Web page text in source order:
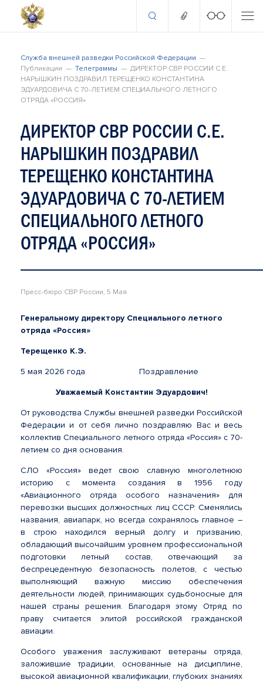
Служба внешней разведки Российской Федерации
Публикации
Телеграммы
ДИРЕКТОР СВР РОССИИ С.Е.
НАРЫШКИН ПОЗДРАВИЛ ТЕРЕЩЕНКО КОНСТАНТИНА
ЭДУАРДОВИЧА С 70-ЛЕТИЕМ СПЕЦИАЛЬНОГО ЛЕТНОГО
ОТРЯДА «РОССИЯ»
ДИРЕКТОР СВР РОССИИ С.Е.
НАРЫШКИН ПОЗДРАВИЛ
ТЕРЕЩЕНКО КОНСТАНТИНА
ЭДУАРДОВИЧА С 70-ЛЕТИЕМ
СПЕЦИАЛЬНОГО ЛЕТНОГО
ОТРЯДА «РОССИЯ»
Пресс-бюро СВР России, 5 Мая
Генеральному директору Специального летного
отряда «Россия»
Терещенко К.Э.
5 мая 2026 года Поздравление
Уважаемый Константин Эдуардович!
От руководства Службы внешней разведки Российской
Федерации и от себя лично поздравляю Вас и весь
коллектив Специального летного отряда «Россия» с 70-
летием со дня основания.
СЛО «Россия» ведет свою славную многолетнюю
историю с момента создания в 1956 году
«Авиационного отряда особого назначения» для
перевозки высших должностных лиц СССР. Сменялись
названия, авиапарк, но всегда сохранялось главное –
в строю находился верный долгу и призванию,
обладающий высочайшим уровнем профессиональной
подготовки летный состав, отвечающий за
беспрецедентную безопасность полетов, с честью
выполняющий важную миссию обеспечения
деятельности людей, принимающих судьбоносные для
нашей страны решения. Благодаря этому Отряд по
праву считается элитой российской гражданской
авиации.
Особого уважения заслуживают ветераны отряда,
заложившие традиции, основанные на дисциплине,
высокой авиационной квалификации, глубоких знаниях